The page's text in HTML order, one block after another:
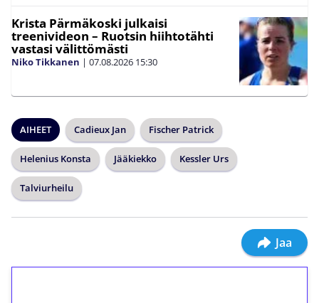
Krista Pärmäkoski julkaisi
treenivideon – Ruotsin hiihtotähti
vastasi välittömästi
Niko Tikkanen | 07.08.2026 15:30
AIHEET Cadieux Jan Fischer Patrick
Helenius Konsta Jääkiekko Kessler Urs
Talviurheilu
Jaa